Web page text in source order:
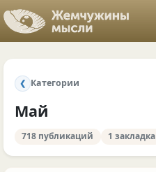
❮ Категории
Май
718 публикаций 1 закладка